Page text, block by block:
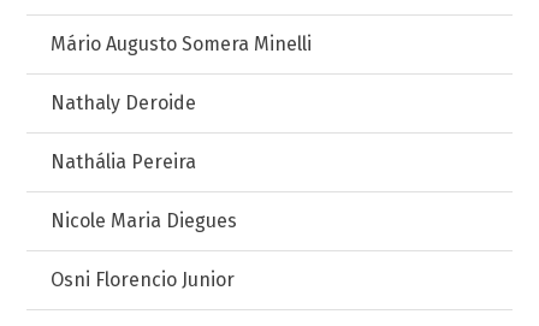
Mário Augusto Somera Minelli
Nathaly Deroide
Nathália Pereira
Nicole Maria Diegues
Osni Florencio Junior